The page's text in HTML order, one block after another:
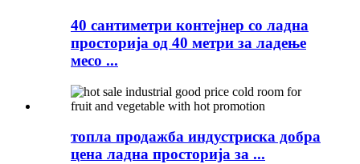
40 сантиметри контејнер со ладна
просторија од 40 метри за ладење
месо ...
топла продажба индустриска добра
цена ладна просторија за ...